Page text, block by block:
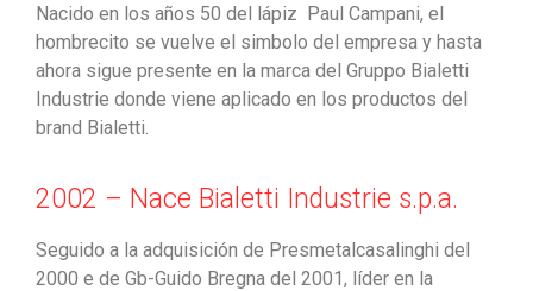
Nacido en los años 50 del lápiz Paul Campani, el
hombrecito se vuelve el simbolo del empresa y hasta
ahora sigue presente en la marca del Gruppo Bialetti
Industrie donde viene aplicado en los productos del
brand Bialetti.
2002 – Nace Bialetti Industrie s.p.a.
Seguido a la adquisición de Presmetalcasalinghi del
2000 e de Gb-Guido Bregna del 2001, líder en la